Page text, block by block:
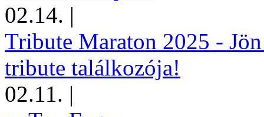
02.14. |
Tribute Maraton 2025 -
tribute találkozója!
02.11. |